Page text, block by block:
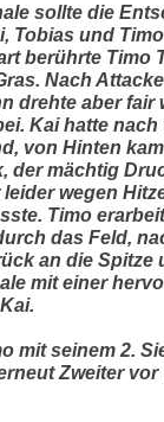
sollte die
Tobias und
berührte Timo
Nach
drehte aber fair
Kai hatte nach
von Hinten
der mächtig
wegen
Timo
das Feld,
an die Spitze
mit einer
mit seinem 2.
Zweiter vor